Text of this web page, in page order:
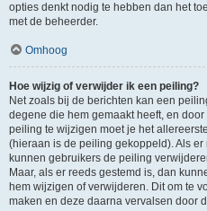
opties denkt nodig te hebben dan het
met de beheerder.
Omhoog
Hoe wijzig of verwijder ik een peiling?
Net zoals bij de berichten kan een
degene die hem gemaakt heeft, en
peiling te wijzigen moet je het
(hieraan is de peiling gekoppeld). Als
kunnen gebruikers de peiling
Maar, als er reeds gestemd is, dan
hem wijzigen of verwijderen. Dit om te
maken en deze daarna vervalsen door